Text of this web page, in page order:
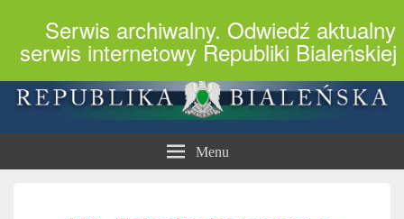
Serwis archiwalny. Odwiedź aktualny
serwis internetowy Republiki
Republika Bialeńska
Menu